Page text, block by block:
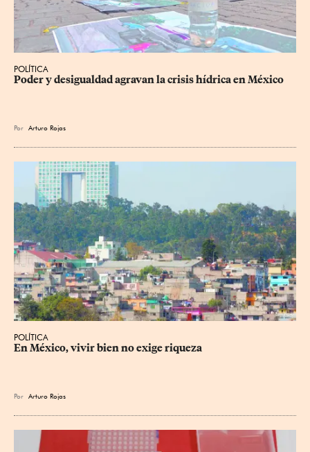
POLÍTICA
Poder y desigualdad agravan la crisis hídrica en México
Por Arturo Rojas
POLÍTICA
En México, vivir bien no exige riqueza
Por Arturo Rojas